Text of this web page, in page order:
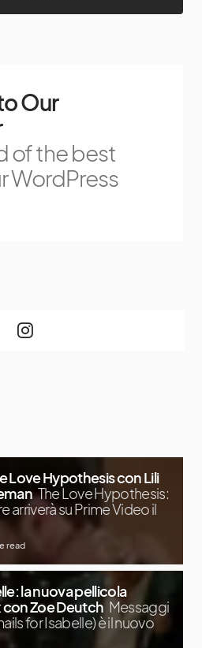
Our
of the best
WordPress
Love Hypothesis con Lili
The Love Hypothesis:
arriverà su Prime Video il
read
la nuova pellicola
Zoe Deutch Messaggi
for Isabelle) è il nuovo